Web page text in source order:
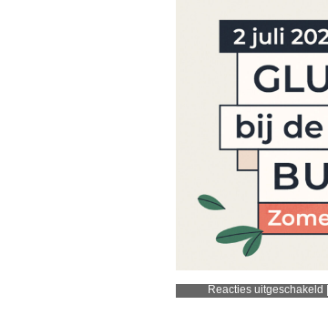
Reacties uitgeschakeld